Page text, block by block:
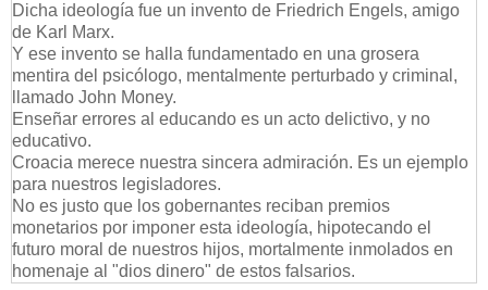
Dicha ideología fue un invento de Friedrich Engels, amigo
de Karl Marx.
Y ese invento se halla fundamentado en una grosera
mentira del psicólogo, mentalmente perturbado y criminal,
llamado John Money.
Enseñar errores al educando es un acto delictivo, y no
educativo.
Croacia merece nuestra sincera admiración. Es un ejemplo
para nuestros legisladores.
No es justo que los gobernantes reciban premios
monetarios por imponer esta ideología, hipotecando el
futuro moral de nuestros hijos, mortalmente inmolados en
homenaje al "dios dinero" de estos falsarios.